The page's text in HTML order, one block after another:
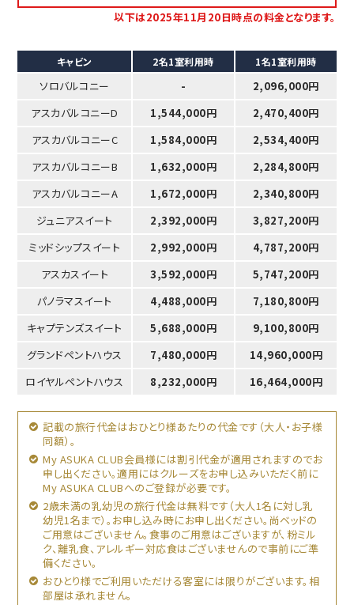
以下は2025年11月20日時点の料金となります。
キャビン
ソロバルコニー
アスカバルコニーD
アスカバルコニーC
アスカバルコニーB
アスカバルコニーA
ジュニアスイート
ミッドシップスイート
アスカスイート
パノラマスイート
キャプテンズスイート
グランドペントハウス
ロイヤルペントハウス
2名1室利用時
-
1,544,000円
1,584,000円
1,632,000円
1,672,000円
2,392,000円
2,992,000円
3,592,000円
4,488,000円
5,688,000円
7,480,000円
8,232,000円
1名1室利用時
2,096,000円
2,470,400円
2,534,400円
2,284,800円
2,340,800円
3,827,200円
4,787,200円
5,747,200円
7,180,800円
9,100,800円
14,960,000円
16,464,000円
記載の旅行代金はおひとり様あたりの代金です（大人・お子様
同額）。
My ASUKA CLUB会員様には割引代金が適用されますのでお
申し出ください。適用にはクルーズをお申し込みいただく前に
My ASUKA CLUBへのご登録が必要です。
2歳未満の乳幼児の旅行代金は無料です（大人1名に対し乳
幼児1名まで）。お申し込み時にお申し出ください。尚ベッドの
ご用意はございません。食事のご用意はございますが、粉ミル
ク、離乳食、アレルギー対応食はございませんので事前にご準
備ください。
おひとり様でご利用いただける客室には限りがございます。相
部屋は承れません。